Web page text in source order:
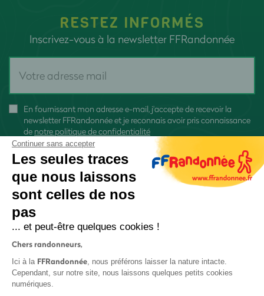
RESTEZ INFORMÉS
Inscrivez-vous à la newsletter FFRandonnée
En fournissant mon adresse e-mail, j'accepte de recevoir la
newsletter FFRandonnée et je reconnais avoir pris connaissance
de notre politique de confidentialité
Continuer sans accepter
Les seules traces
que nous laissons
sont celles de nos
pas
... et peut-être quelques cookies !
Chers randonneurs,
Ici à la FFRandonnée, nous préférons laisser la nature intacte.
Cependant, sur notre site, nous laissons quelques petits cookies
numériques.